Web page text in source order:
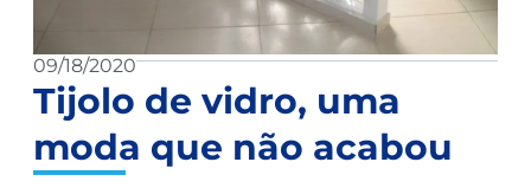
09/18/2020
Tijolo de vidro, uma
moda que não acabou